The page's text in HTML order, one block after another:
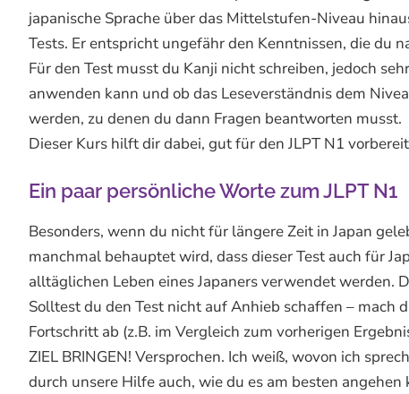
japanische Sprache über das Mittelstufen-Niveau
Tests. Er entspricht ungefähr den Kenntnissen, die du
Für den Test musst du Kanji nicht schreiben, jedoch
anwenden kann und ob das Leseverständnis dem
werden, zu denen du dann Fragen beantworten musst.
Dieser Kurs hilft dir dabei, gut für den JLPT N1
Ein paar persönliche Worte zum JLPT N1
Besonders, wenn du nicht für längere Zeit in Japan
manchmal behauptet wird, dass dieser Test auch für
alltäglichen Leben eines Japaners verwendet werden.
Solltest du den Test nicht auf Anhieb schaffen – mach
Fortschritt ab (z.B. im Vergleich zum vorherigen
ZIEL BRINGEN! Versprochen. Ich weiß, wovon ich
durch unsere Hilfe auch, wie du es am besten angehen